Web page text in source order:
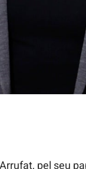
34a edició dels
pel seu